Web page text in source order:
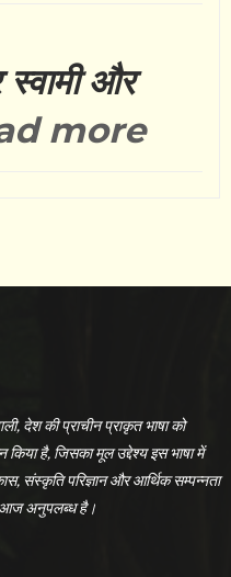
स्वामी और
more
देश की प्राचीन प्राकृत भाषा को
किया है, जिसका मूल उद्देश्य इस भाषा में
संस्कृति परिज्ञान और आर्थिक सम्पन्नता
आज अनुपलब्ध है।